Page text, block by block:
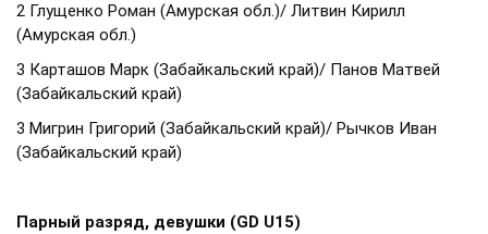
2 Глущенко Роман (Амурская обл.)/ Литвин Кирилл
(Амурская обл.)
3 Карташов Марк (Забайкальский край)/ Панов Матвей
(Забайкальский край)
3 Мигрин Григорий (Забайкальский край)/ Рычков Иван
(Забайкальский край)
Парный разряд, девушки (GD U15)